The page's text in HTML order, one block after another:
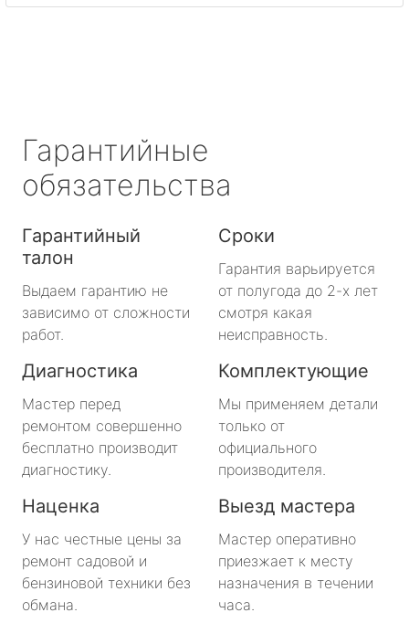
Гарантийные
обязательства
Гарантийный
талон
Выдаем гарантию не
зависимо от сложности
работ.
Сроки
Гарантия варьируется
от полугода до 2-х лет
смотря какая
неисправность.
Диагностика
Мастер перед
ремонтом совершенно
бесплатно производит
диагностику.
Комплектующие
Мы применяем детали
только от
официального
производителя.
Наценка
У нас честные цены за
ремонт садовой и
бензиновой техники без
обмана.
Выезд мастера
Мастер оперативно
приезжает к месту
назначения в течении
часа.